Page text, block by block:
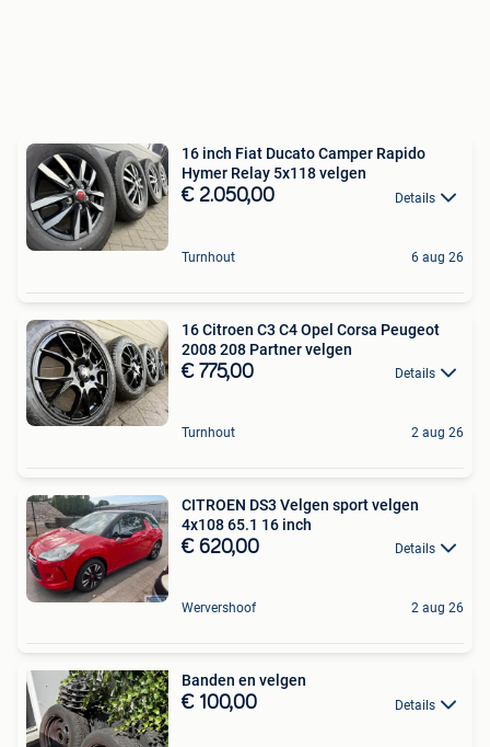
16 inch Fiat Ducato Camper Rapido
Hymer Relay 5x118 velgen
€ 2.050,00 Details
Turnhout 6 aug 26
16 Citroen C3 C4 Opel Corsa Peugeot
2008 208 Partner velgen
€ 775,00 Details
Turnhout 2 aug 26
CITROEN DS3 Velgen sport velgen
4x108 65.1 16 inch
€ 620,00 Details
Wervershoof 2 aug 26
Banden en velgen
€ 100,00 Details